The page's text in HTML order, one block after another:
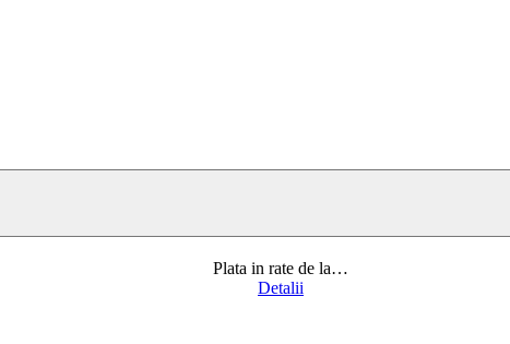
Plata in rate de la…
Detalii